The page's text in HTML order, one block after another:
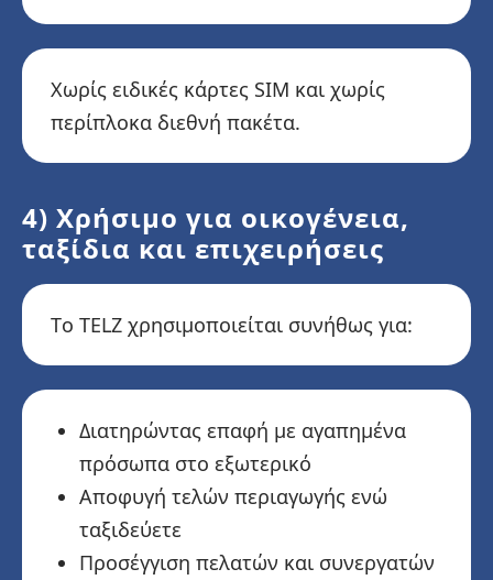
Χωρίς ειδικές κάρτες SIM και χωρίς
περίπλοκα διεθνή πακέτα.
4) Χρήσιμο για οικογένεια,
ταξίδια και επιχειρήσεις
Το TELZ χρησιμοποιείται συνήθως για:
Διατηρώντας επαφή με αγαπημένα
πρόσωπα στο εξωτερικό
Αποφυγή τελών περιαγωγής ενώ
ταξιδεύετε
Προσέγγιση πελατών και συνεργατών